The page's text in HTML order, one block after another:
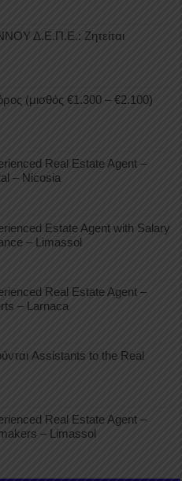
Δ.Ε.Π.Ε.: Ζητείται
(μισθός €1.300 – €2.100)
Real Estate Agent –
– Nicosia
Estate Agent with Salary
– Limassol
Real Estate Agent –
– Larnaca
Assistants to the Real
Real Estate Agent –
– Limassol